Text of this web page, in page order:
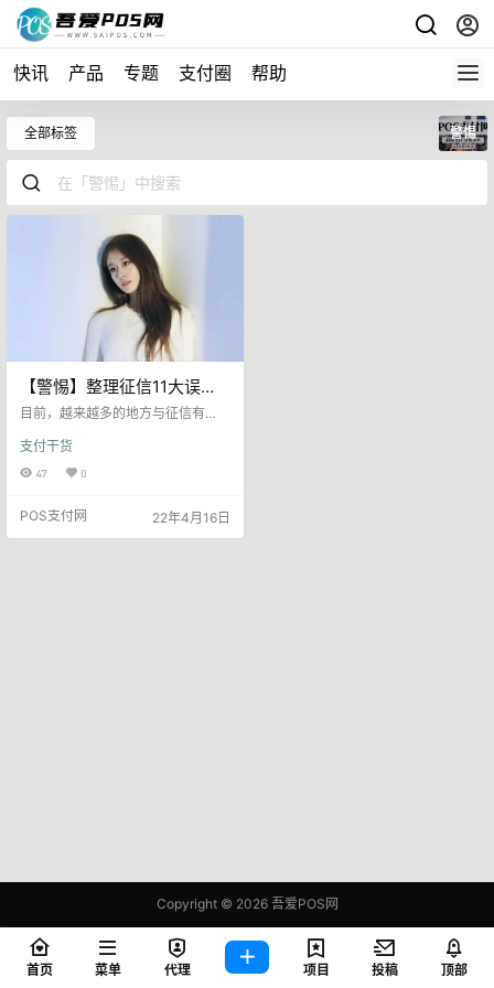
快讯 产品 专题 支付圈 帮助
全部标签 警惕
【警惕】整理征信11大误
区，第一个你就“中招”了！
目前，越来越多的地方与征信有
区，从而引起了不必要的麻烦。 那
么，关于征信究竟有哪些误区呢？
信误区？ 1、没贷过款，信用就好
过往的征信记录是判断个人信用资
支付干货
47 0
POS支付网 22年4月16日
Copyright © 2026吾爱POS网
鄂ICP备2021006283号-1
查询 83 次，耗时 0.3947 秒
首页 菜单 代理 项目 投稿 顶部